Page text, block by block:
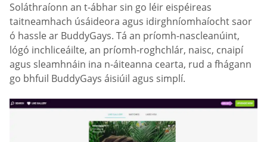
Soláthraíonn an t-ábhar sin go léir eispéireas
taitneamhach úsáideora agus idirghníomhaíocht saor
ó hassle ar BuddyGays. Tá an príomh-nascleanúint,
lógó inchliceáilte, an príomh-roghchlár, naisc, cnaipí
agus sleamhnáin ina n-áiteanna cearta, rud a fhágann
go bhfuil BuddyGays áisiúil agus simplí.